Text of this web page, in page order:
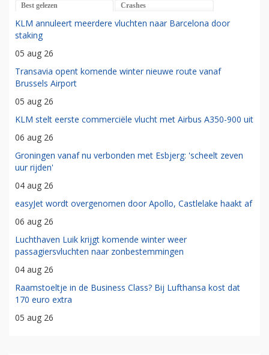
Best gelezen Crashes
KLM annuleert meerdere vluchten naar Barcelona door
staking
05 aug 26
Transavia opent komende winter nieuwe route vanaf
Brussels Airport
05 aug 26
KLM stelt eerste commerciële vlucht met Airbus A350-900 uit
06 aug 26
Groningen vanaf nu verbonden met Esbjerg: 'scheelt zeven
uur rijden'
04 aug 26
easyJet wordt overgenomen door Apollo, Castlelake haakt af
06 aug 26
Luchthaven Luik krijgt komende winter weer
passagiersvluchten naar zonbestemmingen
04 aug 26
Raamstoeltje in de Business Class? Bij Lufthansa kost dat
170 euro extra
05 aug 26